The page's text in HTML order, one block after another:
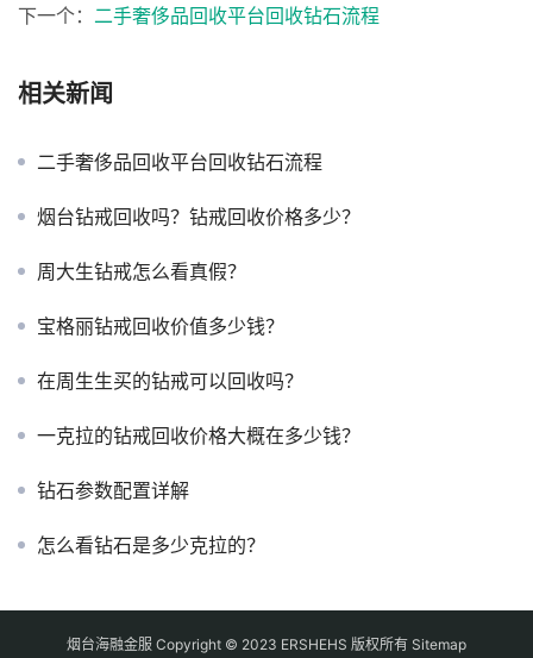
下一个： 二手奢侈品回收平台回收钻石流程
相关新闻
二手奢侈品回收平台回收钻石流程
烟台钻戒回收吗？钻戒回收价格多少？
周大生钻戒怎么看真假？
宝格丽钻戒回收价值多少钱？
在周生生买的钻戒可以回收吗？
一克拉的钻戒回收价格大概在多少钱？
钻石参数配置详解
怎么看钻石是多少克拉的？
烟台海融金服 Copyright © 2023 ERSHEHS 版权所有 Sitemap